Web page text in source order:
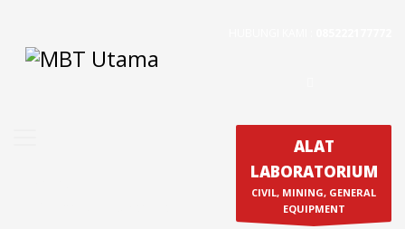
Contact Us
PT. MBT UTAMA
ALAT
LABORATORIUM
CIVIL, MINING, GENERAL
EQUIPMENT